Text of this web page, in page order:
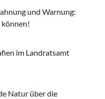
und Warnung:
im Landratsamt
Natur über die